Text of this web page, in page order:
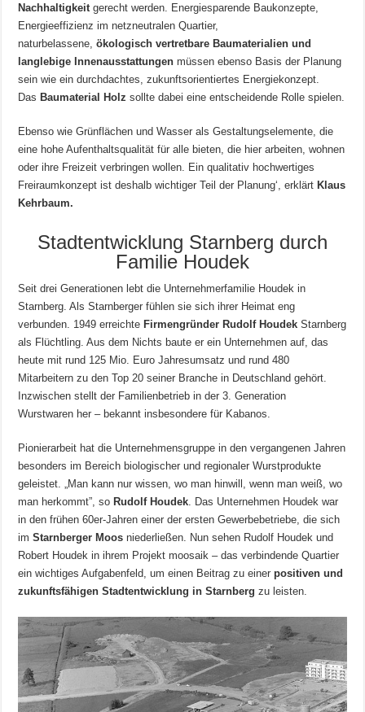
Nachhaltigkeit gerecht werden. Energiesparende Baukonzepte,
Energieeffizienz im netzneutralen Quartier,
naturbelassene, ökologisch vertretbare Baumaterialien und
langlebige Innenausstattungen müssen ebenso Basis der Planung
sein wie ein durchdachtes, zukunftsorientiertes Energiekonzept.
DasBaumaterial Holz sollte dabei eine entscheidende Rolle spielen.
Ebenso wie Grünflächen und Wasser als Gestaltungselemente, die
eine hohe Aufenthaltsqualität für alle bieten, die hier arbeiten, wohnen
oder ihre Freizeit verbringen wollen. Ein qualitativ hochwertiges
Freiraumkonzept ist deshalb wichtiger Teil der Planung‘, erklärtKlaus
Kehrbaum.
Stadtentwicklung Starnberg durch
Familie Houdek
Seit drei Generationen lebt die Unternehmerfamilie Houdek in
Starnberg. Als Starnberger fühlen sie sich ihrer Heimat eng
verbunden. 1949 erreichteFirmengründer Rudolf Houdek Starnberg
als Flüchtling. Aus dem Nichts baute er ein Unternehmen auf, das
heute mit rund 125 Mio. Euro Jahresumsatz und rund 480
Mitarbeitern zu den Top 20 seiner Branche in Deutschland gehört.
Inzwischen stellt der Familienbetrieb in der 3. Generation
Wurstwaren her – bekannt insbesondere für Kabanos.
Pionierarbeit hat die Unternehmensgruppe in den vergangenen Jahren
besonders im Bereich biologischer und regionaler Wurstprodukte
geleistet. „Man kann nur wissen, wo man hinwill, wenn man weiß, wo
man herkommt”, soRudolf Houdek . Das Unternehmen Houdek war
in den frühen 60er-Jahren einer der ersten Gewerbebetriebe, die sich
imStarnberger Moos niederließen. Nun sehen Rudolf Houdek und
Robert Houdek in ihrem Projekt moosaik – das verbindende Quartier
ein wichtiges Aufgabenfeld, um einen Beitrag zu einerpositiven und
zukunftsfähigen Stadtentwicklung in Starnberg zu leisten.